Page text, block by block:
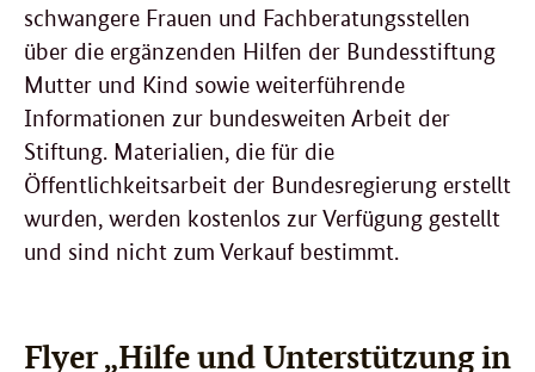
schwangere Frauen und Fachberatungsstellen
über die ergänzenden Hilfen der Bundesstiftung
Mutter und Kind sowie weiterführende
Informationen zur bundesweiten Arbeit der
Stiftung. Materialien, die für die
Öffentlichkeitsarbeit der Bundesregierung erstellt
wurden, werden kostenlos zur Verfügung gestellt
und sind nicht zum Verkauf bestimmt.
Flyer „Hilfe und Unterstützung in